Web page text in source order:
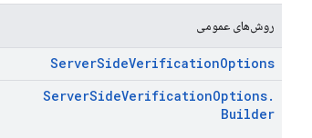
روش‌های عمومی
ServerSideVerificationOptions
ServerSideVerificationOptions.
Builder